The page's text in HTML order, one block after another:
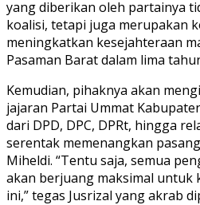
yang diberikan oleh partainya
koalisi, tetapi juga merupakan
meningkatkan kesejahteraan
Pasaman Barat dalam lima
Kemudian, pihaknya akan
jajaran Partai Ummat
dari DPD, DPC, DPRt, hingga
serentak memenangkan
Miheldi. “Tentu saja, semua
akan berjuang maksimal untuk
ini,” tegas Jusrizal yang akrab